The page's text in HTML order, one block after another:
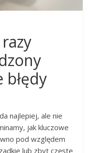
błędy
najlepiej, ale nie
jak kluczowe
pod względem
lub zbyt częste